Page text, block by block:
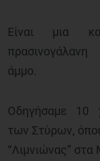
Είναι μια
άμμο.
Οδηγήσαμε 10
των Στύρων,
“Λιμνιώνας”